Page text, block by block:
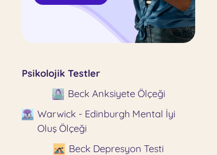
Psikolojik Testler
Beck Anksiyete Ölçeği
Warwick - Edinburgh Mental İyi
Oluş Ölçeği
Beck Depresyon Testi